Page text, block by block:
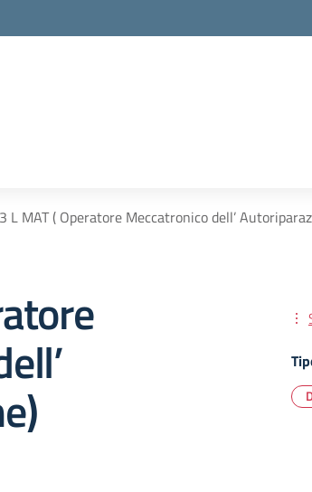
3 L MAT ( Operatore Meccatronico dell’